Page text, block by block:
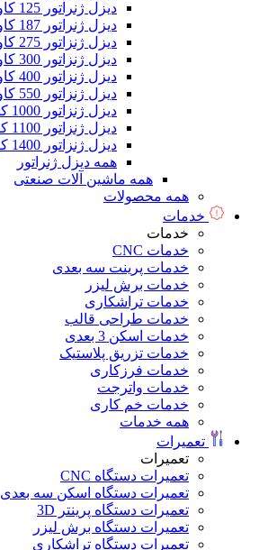
دیزل ژنراتور 125 کاوا
دیزل ژنراتور 187 کاوا
دیزل ژنزاتور 275 کاوا
دیزل ژنزاتور 300 کاوا
دیزل ژنزاتور 400 کاوا
دیزل ژنزاتور 550 کاوا
دیزل ژنزاتور 1000 کاوا
دیزل ژنزاتور 1100 کاوا
دیزل ژنزاتور 1400 کاوا
همه دیزل ژنراتور
همه ماشین آلات صنعتی
همه محصولات
خدمات
خدمات
خدمات CNC
خدمات پرینت سه بعدی
خدمات برش لیزر
خدمات تراشکاری
خدمات طراحی قالب
خدمات اسکن 3 بعدی
خدمات تزریق پلاستیک
خدمات فرزکاری
خدمات واترجت
خدمات خم کاری
همه خدمات
تعمیرات
تعمیرات
تعمیرات دستگاه CNC
تعمیرات دستگاه اسکن سه بعدی
تعمیرات دستگاه پرینتر 3D
تعمیرات دستگاه برش لیزر
تعمیرات دستگاه تراشکاری